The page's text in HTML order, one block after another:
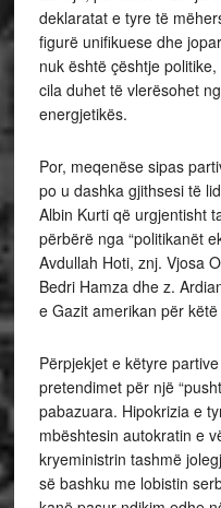
deklaratat e tyre të
figurë unifikuese dhe
nuk është çështje
cila duhet të vlerësohet
energjetikës.
Por, meqenëse sipas
po u dashka gjithsesi të
Albin Kurti që urgjentisht
përbërë nga “politikanët
Avdullah Hoti, znj. Vjosa
Bedri Hamza dhe z.
e Gazit amerikan për
Përpjekjet e këtyre
pretendimet për një
pabazuara. Hipokrizia e
mbështesin autokratin e
kryeministrin tashmë
së bashku me lobistin